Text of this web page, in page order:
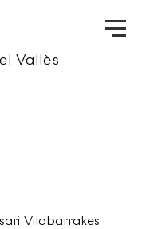
Vallès
Vilabarrakes